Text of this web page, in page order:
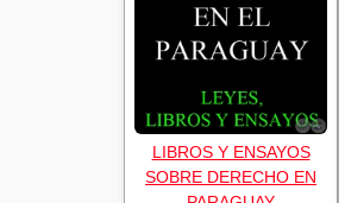
LIBROS Y ENSAYOS
SOBRE DERECHO EN